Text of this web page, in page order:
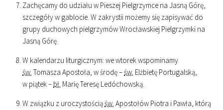
Zachęcamy do udziału w Pieszej Pielgrzymce na Jasną Górę,
szczegóły w gablocie. W zakrystii możemy się zapisywać do
grupy duchowych pielgrzymów Wrocławskiej Pielgrzymki na
Jasną Górę.
W kalendarzu liturgicznym: we wtorek wspominamy
św. Tomasza Apostoła, w środę –św. Elżbietę Portugalską,
w piątek – bł. Marię Teresę Ledóchowską.
W związku z uroczystościąśw. Apostołów Piotra i Pawła, którą